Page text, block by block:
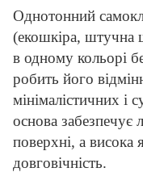
Однотонний
(екошкіра, штучна
в одному кольорі
робить його
мінімалістичних і
основа забезпечує
поверхні, а висока
довговічність.